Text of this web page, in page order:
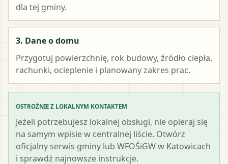
dla tej gminy.
3. Dane o domu
Przygotuj powierzchnię, rok budowy, źródło ciepła,
rachunki, ocieplenie i planowany zakres prac.
OSTROŻNIE Z LOKALNYM KONTAKTEM
Jeżeli potrzebujesz lokalnej obsługi, nie opieraj się
na samym wpisie w centralnej liście. Otwórz
oficjalny serwis gminy lub WFOŚiGW w Katowicach
i sprawdź najnowsze instrukcje.